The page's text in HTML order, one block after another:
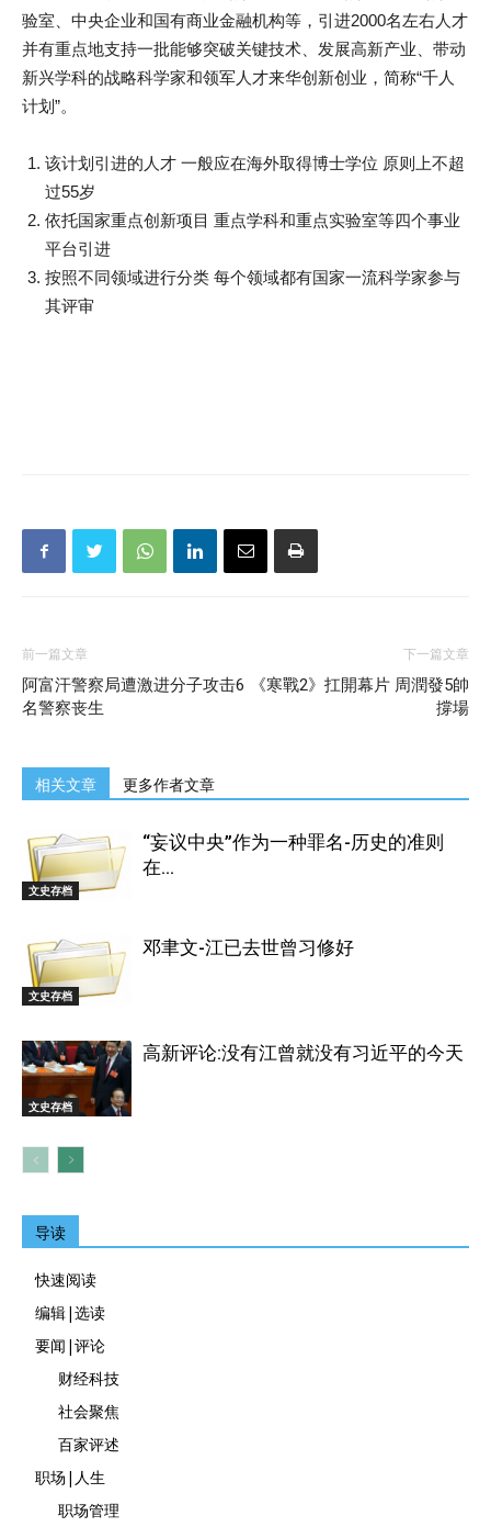
验室、中央企业和国有商业金融机构等，引进2000名左右人才
并有重点地支持一批能够突破关键技术、发展高新产业、带动
新兴学科的战略科学家和领军人才来华创新创业，简称“千人
计划”。
该计划引进的人才 一般应在海外取得博士学位 原则上不超
过55岁
依托国家重点创新项目 重点学科和重点实验室等四个事业
平台引进
按照不同领域进行分类 每个领域都有国家一流科学家参与
其评审
前一篇文章
阿富汗警察局遭激进分子攻击6
名警察丧生
下一篇文章
《寒戰2》扛開幕片 周潤發5帥
撐場
相关文章 更多作者文章
文史存档
“妄议中央”作为一种罪名-历史的准则
在...
文史存档
邓聿文-江已去世曾习修好
文史存档
高新评论:没有江曾就没有习近平的今天
导读
快速阅读
编辑|选读
要闻|评论
财经科技
社会聚焦
百家评述
职场|人生
职场管理